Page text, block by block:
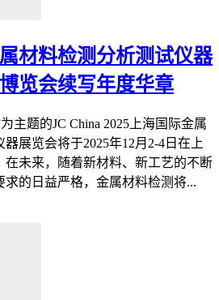
材料检测分析测试仪器
览会续写年度华章
主题的JC China 2025上海国际金属
展览会将于2025年12月2-4日在上
在未来，随着新材料、新工艺的不断
的日益严格，金属材料检测将...